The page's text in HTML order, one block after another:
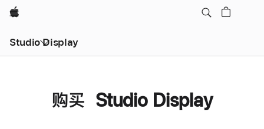
Apple
Studio Display
购买 Studio Display